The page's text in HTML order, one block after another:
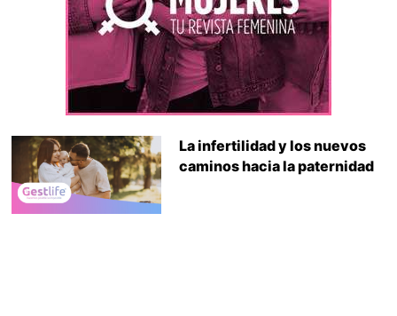
La infertilidad y los nuevos
caminos hacia la paternidad